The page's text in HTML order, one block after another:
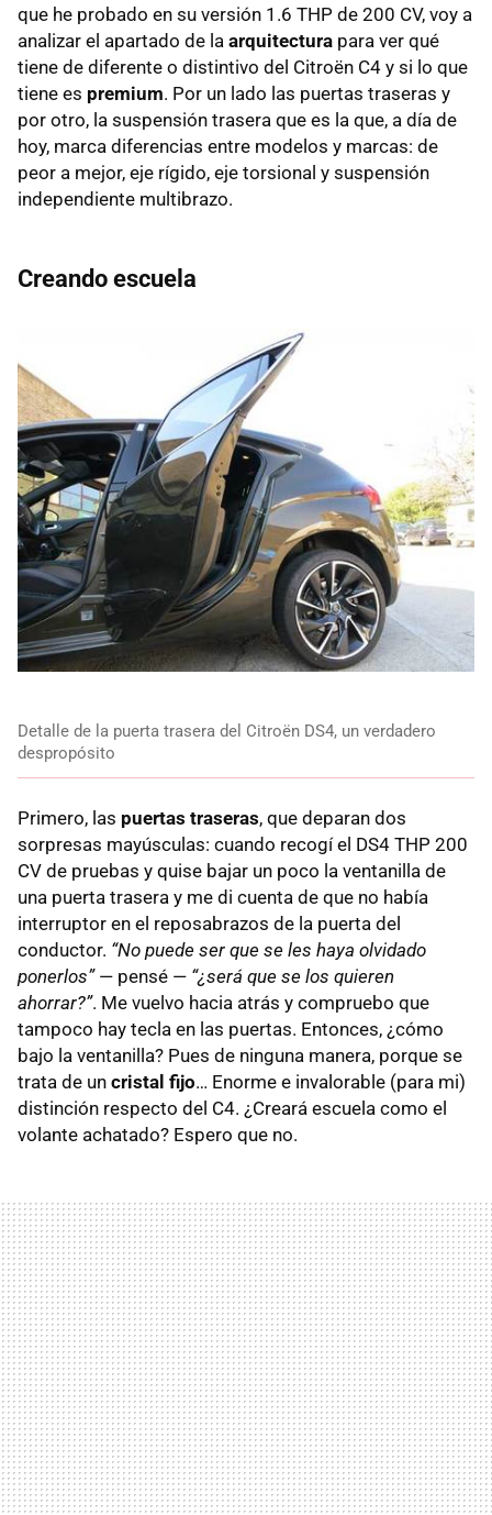
que he probado en su versión 1.6 THP de 200 CV, voy a
analizar el apartado de la arquitectura para ver qué
tiene de diferente o distintivo del Citroën C4 y si lo que
tiene es premium. Por un lado las puertas traseras y
por otro, la suspensión trasera que es la que, a día de
hoy, marca diferencias entre modelos y marcas: de
peor a mejor, eje rígido, eje torsional y suspensión
independiente multibrazo.
Creando escuela
Detalle de la puerta trasera del Citroën DS4, un verdadero
despropósito
Primero, las puertas traseras, que deparan dos
sorpresas mayúsculas: cuando recogí el DS4 THP 200
CV de pruebas y quise bajar un poco la ventanilla de
una puerta trasera y me di cuenta de que no había
interruptor en el reposabrazos de la puerta del
conductor. “No puede ser que se les haya olvidado
ponerlos”— pensé — “¿será que se los quieren
ahorrar?”. Me vuelvo hacia atrás y compruebo que
tampoco hay tecla en las puertas. Entonces, ¿cómo
bajo la ventanilla? Pues de ninguna manera, porque se
trata de un cristal fijo… Enorme e invalorable (para mi)
distinción respecto del C4. ¿Creará escuela como el
volante achatado? Espero que no.